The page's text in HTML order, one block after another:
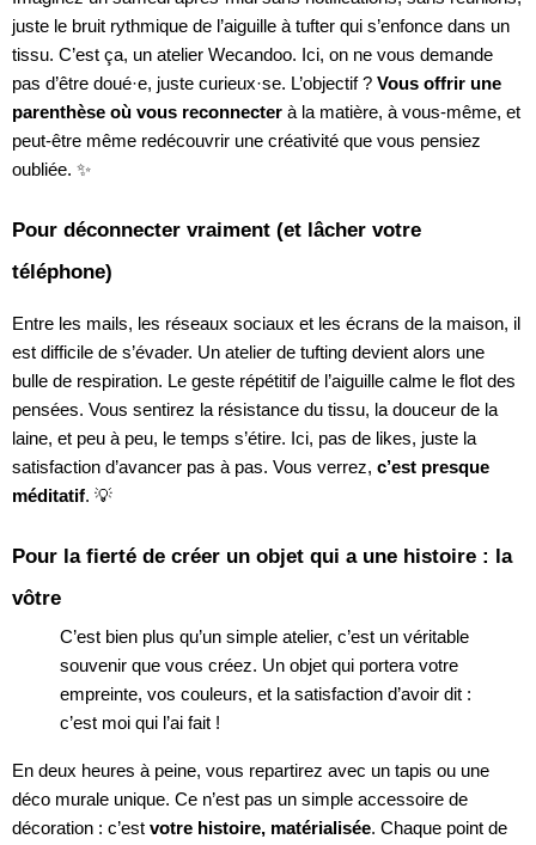
juste le bruit rythmique de l’aiguille à tufter qui s’enfonce dans un
tissu. C’est ça, un atelier Wecandoo. Ici, on ne vous demande
pas d’être doué·e, juste curieux·se. L’objectif ? Vous offrir une
parenthèse où vous reconnecter à la matière, à vous-même, et
peut-être même redécouvrir une créativité que vous pensiez
oubliée. ✨
Pour déconnecter vraiment (et lâcher votre
téléphone)
Entre les mails, les réseaux sociaux et les écrans de la maison, il
est difficile de s’évader. Un atelier de tufting devient alors une
bulle de respiration. Le geste répétitif de l’aiguille calme le flot des
pensées. Vous sentirez la résistance du tissu, la douceur de la
laine, et peu à peu, le temps s’étire. Ici, pas de likes, juste la
satisfaction d’avancer pas à pas. Vous verrez, c’est presque
méditatif. 💡
Pour la fierté de créer un objet qui a une histoire : la
vôtre
C’est bien plus qu’un simple atelier, c’est un véritable
souvenir que vous créez. Un objet qui portera votre
empreinte, vos couleurs, et la satisfaction d’avoir dit :
c’est moi qui l’ai fait !
En deux heures à peine, vous repartirez avec un tapis ou une
déco murale unique. Ce n’est pas un simple accessoire de
décoration : c’est votre histoire, matérialisée. Chaque point de